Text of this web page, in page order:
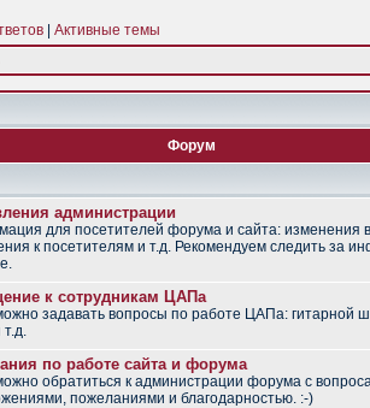
Активные темы
Форум
администрации
для посетителей форума и сайта: изменения
к посетителям и т.д. Рекомендуем следить за
к сотрудникам ЦАПа
задавать вопросы по работе ЦАПа: гитарной
т.д.
по работе сайта и форума
обратиться к администрации форума с
пожеланиями и благодарностью. :-)